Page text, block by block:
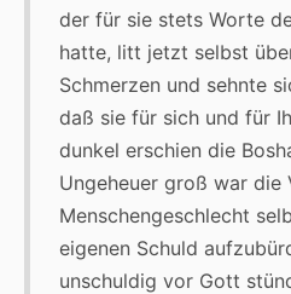
der für sie stets Worte
hatte, litt jetzt selbst
Schmerzen und sehnte
daß sie für sich und für
dunkel erschien die
Ungeheuer groß war die
Menschengeschlecht
eigenen Schuld
unschuldig vor Gott